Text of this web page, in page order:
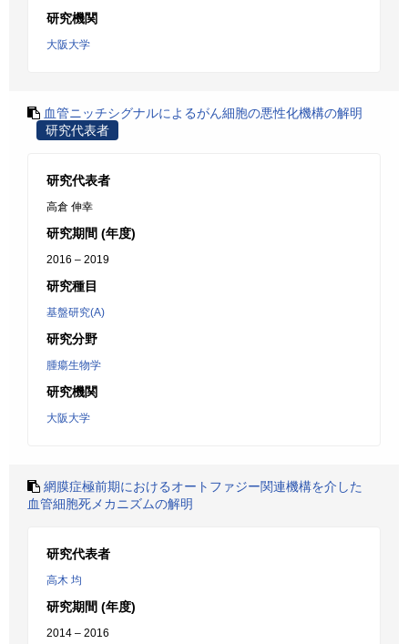
研究機関
大阪大学
血管ニッチシグナルによるがん細胞の悪性化機構の解明
研究代表者
研究代表者
高倉 伸幸
研究期間 (年度)
2016 – 2019
研究種目
基盤研究(A)
研究分野
腫瘍生物学
研究機関
大阪大学
網膜症極前期におけるオートファジー関連機構を介した
血管細胞死メカニズムの解明
研究代表者
高木 均
研究期間 (年度)
2014 – 2016